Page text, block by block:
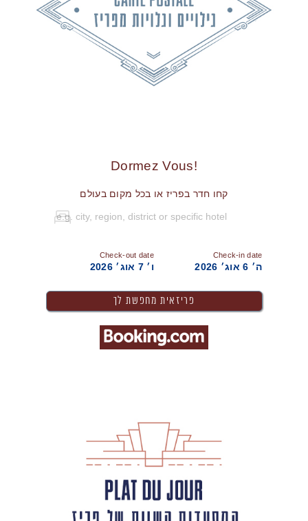
!Dormez Vous
קחו חדר בפריז או בכל מקום בעולם
Check-in date
ה׳ 6 אוג׳ 2026
Check-out date
ו׳ 7 אוג׳ 2026